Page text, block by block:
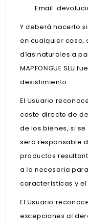
Email:
Y deberá hacerlo
en cualquier caso,
días naturales a
MAPFONGUE SLU
desistimiento.
El Usuario
coste directo de
de los bienes, si
será responsable
productos
a la necesaria
características y
El Usuario
excepciones al